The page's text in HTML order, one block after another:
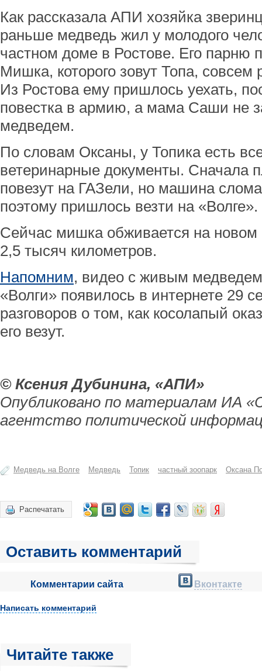
Как рассказала АПИ хозяйка
раньше медведь жил у молодого
частном доме в Ростове. Его парню
Мишка, которого зовут Топа, совсем
Из Ростова ему пришлось уехать,
повестка в армию, а мама Саши не
медведем.
По словам Оксаны, у Топика есть
ветеринарные документы. Сначала
повезут на ГАЗели, но машина
поэтому пришлось везти на «Волге».
Сейчас мишка обживается на новом
2,5 тысяч километров.
Напомним, видео с живым
«Волги» появилось в интернете 29
разговоров о том, как косолапый
его везут.
© Ксения Дубинина, «АПИ»
Опубликовано по материалам ИА
агентство политической
Медведь на Волге Медведь Топик частный зоопарк Оксана
Распечатать
Оставить комментарий
Комментарии сайта Вконтакте
Написать комментарий
Читайте также